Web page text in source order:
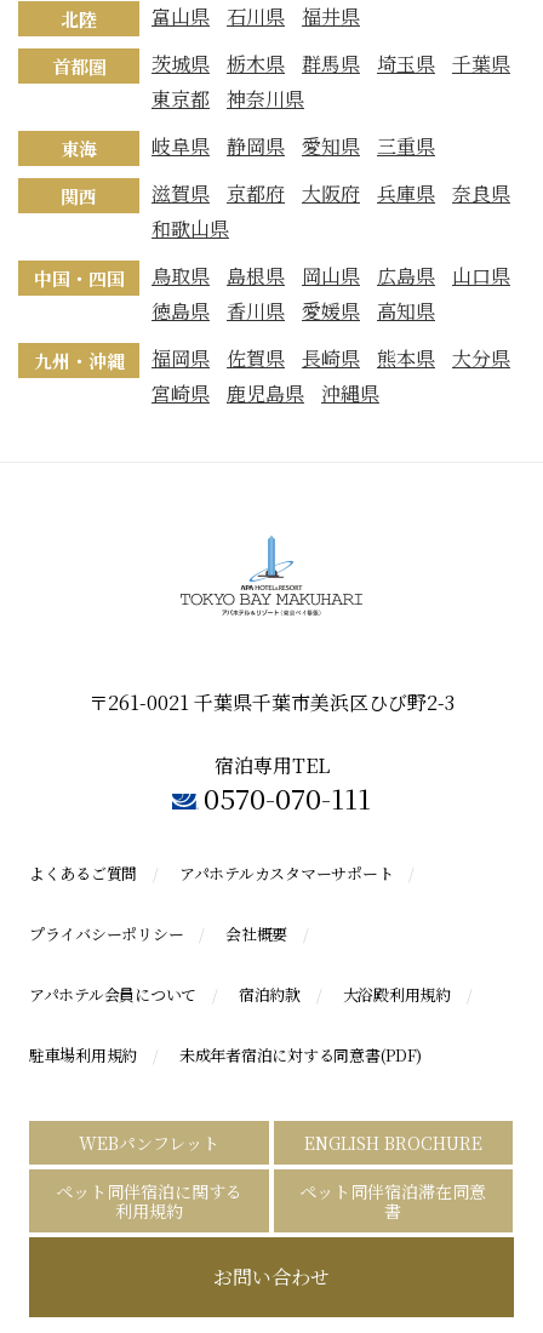
北陸 富山県 石川県 福井県
首都圏 茨城県 栃木県 群馬県 埼玉県
千葉県
東京都
神奈川県
東海 岐阜県 静岡県 愛知県 三重県
関西 滋賀県 京都府 大阪府 兵庫県
奈良県
和歌山県
中国・四国 鳥取県 島根県 岡山県 広島県
山口県
徳島県
香川県 愛媛県 高知県
九州・沖縄 福岡県 佐賀県 長崎県 熊本県
大分県
宮崎県
鹿児島県 沖縄県
〒261-0021 千葉県千葉市美浜区ひび野2-3
宿泊専用TEL
0570-070-111
よくあるご質問 アパホテルカスタマーサポート
プライバシーポリシー 会社概要
アパホテル会員について 宿泊約款 大浴殿利用規約
駐車場利用規約 未成年者宿泊に対する同意書(PDF)
WEBパンフレット
ENGLISH BROCHURE
ペット同伴宿泊に関する
利用規約
ペット同伴宿泊滞在同意
書
お問い合わせ